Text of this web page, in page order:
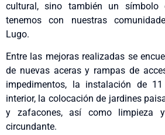
cultural, sino también un símbolo
tenemos con nuestras
Lugo.
Entre las mejoras realizadas se
de nuevas aceras y rampas de
impedimentos, la instalación de
interior, la colocación de jardines
y zafacones, así como limpieza
circundante.